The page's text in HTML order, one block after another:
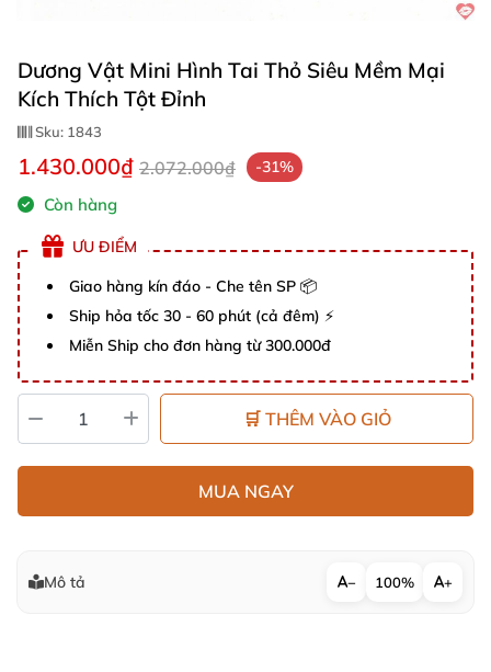
Dương Vật Mini Hình Tai Thỏ Siêu Mềm Mại
Kích Thích Tột Đỉnh
Sku: 1843
1.430.000₫ 2.072.000₫ -31%
Còn hàng
ƯU ĐIỂM
Giao hàng kín đáo - Che tên SP 📦
Ship hỏa tốc 30 - 60 phút (cả đêm) ⚡
Miễn Ship cho đơn hàng từ 300.000đ
🛒 THÊM VÀO GIỎ
MUA NGAY
Mô tả − 100% +